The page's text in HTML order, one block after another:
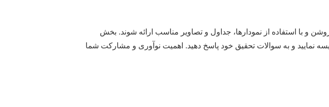
و با استفاده از نمودارها، جداول و تصاویر مناسب ارائه شوند. بخش
نمایید و به سوالات تحقیق خود پاسخ دهید. اهمیت نوآوری و مشارکت شما